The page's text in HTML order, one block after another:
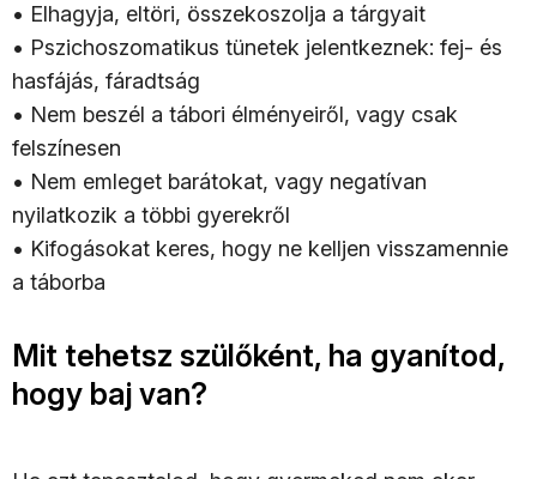
• Elhagyja, eltöri, összekoszolja a tárgyait
• Pszichoszomatikus tünetek jelentkeznek: fej- és
hasfájás, fáradtság
• Nem beszél a tábori élményeiről, vagy csak
felszínesen
• Nem emleget barátokat, vagy negatívan
nyilatkozik a többi gyerekről
• Kifogásokat keres, hogy ne kelljen visszamennie
a táborba
Mit tehetsz szülőként, ha gyanítod,
hogy baj van?